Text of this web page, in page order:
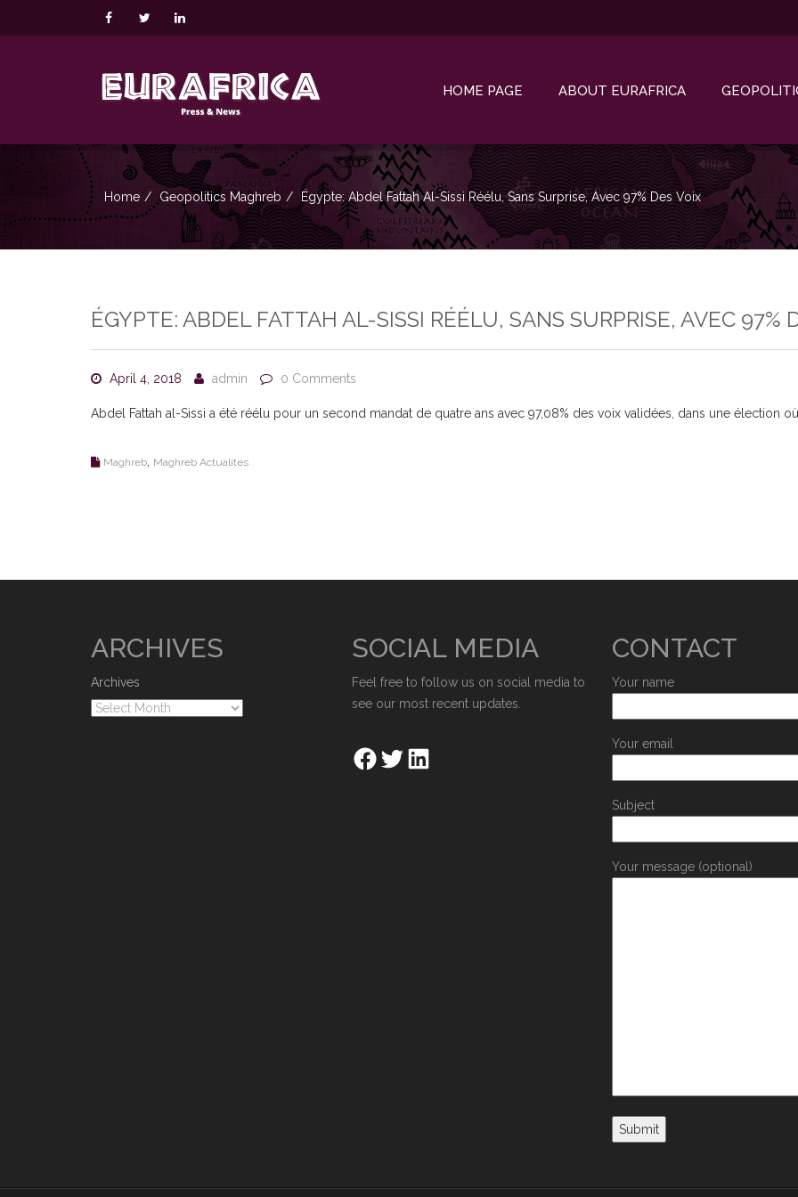
HOME PAGE ABOUT EURAFRICA
Home Geopolitics Maghreb Égypte: Abdel Fattah Al-Sissi Réélu, Sans Surprise, Avec 97% Des Voix
ÉGYPTE: ABDEL FATTAH AL-SISSI RÉÉLU, SANS SURPRISE, AVEC 97%
April 4, 2018 admin 0 Comments
Abdel Fattah al-Sissi a été réélu pour un second mandat de quatre ans avec 97,08% des voix validées, dans une élection
Maghreb Maghreb Actualites
ARCHIVES
Archives
SOCIAL MEDIA
Feel free to follow us on social media to
see our most recent updates.
CONTACT
Your name
Your email
Subject
Your message (optional)